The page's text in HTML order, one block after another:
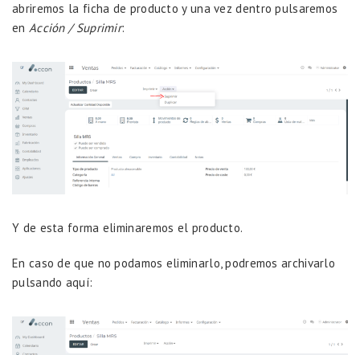
abriremos la ficha de producto y una vez dentro pulsaremos
en Acción / Suprimir:
Y de esta forma eliminaremos el producto.
En caso de que no podamos eliminarlo, podremos archivarlo
pulsando aquí: